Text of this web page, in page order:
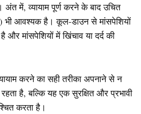
अंत में, व्यायाम पूर्ण करने के बाद उचित
भी आवश्यक है। कूल-डाउन से मांसपेशियों
और मांसपेशियों में खिंचाव या दर्द की
करने का सही तरीका अपनाने से न
है, बल्कि यह एक सुरक्षित और प्रभावी
करता है।